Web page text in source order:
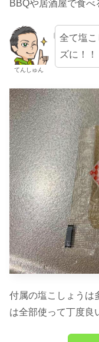
BBQや居酒屋で食べ
てんしゅん
全て塩
ズに！！
付属の塩こしょうは
は全部使って丁度良